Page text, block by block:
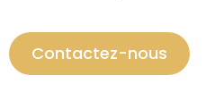
Contactez-nous